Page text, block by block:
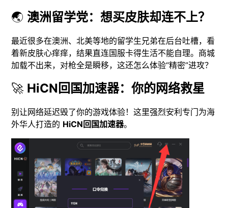
🌏澳洲留学党：想买皮肤却连不上？
最近很多在澳洲、北美等地的留学生兄弟在后台吐槽，看
着新皮肤心痒痒，结果直连国服卡得生活不能自理。商城
加载不出来，对枪全是瞬移，这还怎么体验“精密”进攻？
🚀 HiCN回国加速器：你的网络救星
别让网络延迟毁了你的游戏体验！这里强烈安利专门为海
外华人打造的 HiCN回国加速器。